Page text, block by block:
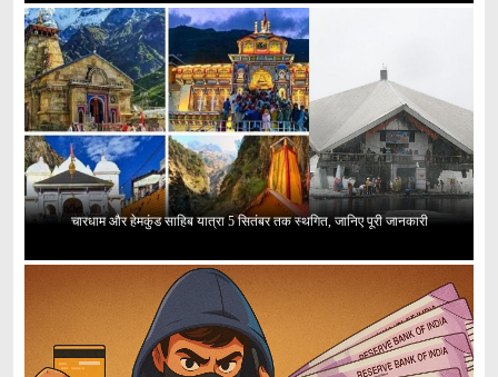
चारधाम और हेमकुंड साहिब यात्रा 5 सितंबर तक स्थगित, जानिए पूरी जानकारी